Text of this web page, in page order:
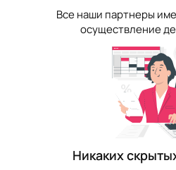
Все наши партнеры
осуществление
Никаких